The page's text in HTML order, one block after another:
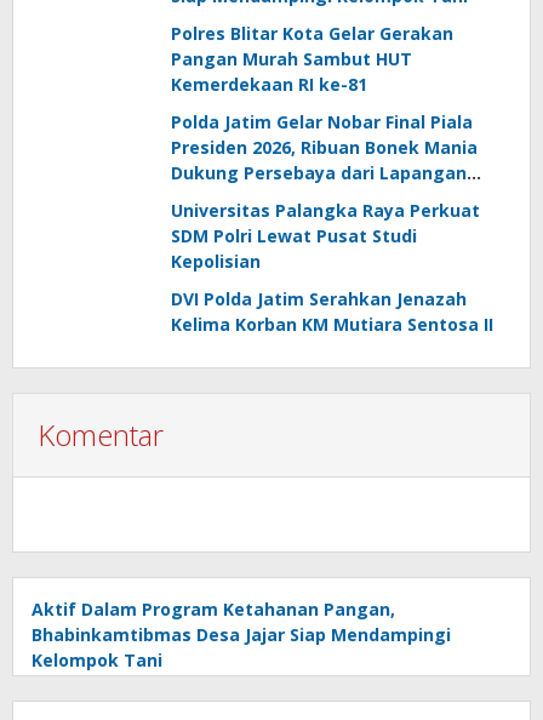
Polres Blitar Kota Gelar Gerakan
Pangan Murah Sambut HUT
Kemerdekaan RI ke-81
Polda Jatim Gelar Nobar Final Piala
Presiden 2026, Ribuan Bonek Mania
Dukung Persebaya dari Lapangan
Mapolda
Universitas Palangka Raya Perkuat
SDM Polri Lewat Pusat Studi
Kepolisian
DVI Polda Jatim Serahkan Jenazah
Kelima Korban KM Mutiara Sentosa II
Komentar
Aktif Dalam Program Ketahanan Pangan,
Bhabinkamtibmas Desa Jajar Siap Mendampingi
Kelompok Tani